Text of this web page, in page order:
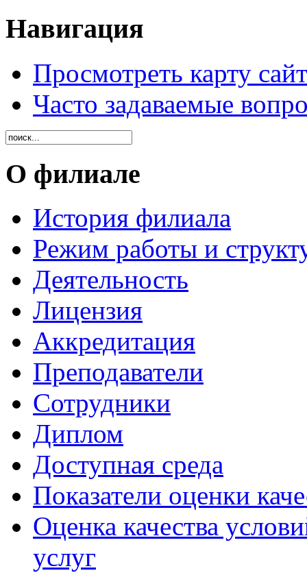
Навигация
Просмотреть карту
Часто задаваемые
О филиале
История филиала
Режим работы и
Деятельность
Лицензия
Аккредитация
Преподаватели
Сотрудники
Диплом
Доступная среда
Показатели оценки
Оценка качества
услуг